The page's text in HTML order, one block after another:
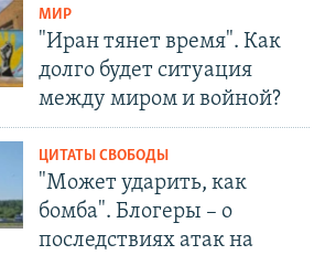
МИР
"Иран тянет время". Как
долго будет ситуация
между миром и войной?
ЦИТАТЫ СВОБОДЫ
"Может ударить, как
бомба". Блогеры – о
последствиях атак на